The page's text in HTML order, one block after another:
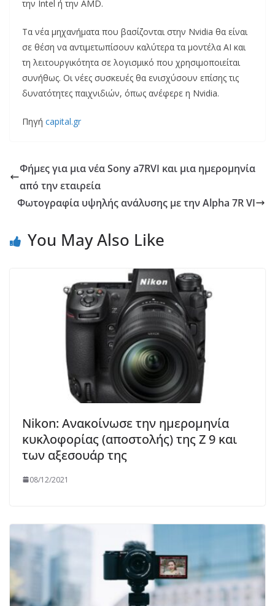
την Intel ή την AMD.
Τα νέα μηχανήματα που βασίζονται στην Nvidia θα είναι
σε θέση να αντιμετωπίσουν καλύτερα τα μοντέλα AI και
τη λειτουργικότητα σε λογισμικό που χρησιμοποιείται
συνήθως. Οι νέες συσκευές θα ενισχύσουν επίσης τις
δυνατότητες παιχνιδιών, όπως ανέφερε η Nvidia.
Πηγή capital.gr
Φήμες για μια νέα Sony a7RVI και μια ημερομηνία
από την εταιρεία
Φωτογραφία υψηλής ανάλυσης με την Alpha 7R VI
You May Also Like
Nikon: Ανακοίνωσε την ημερομηνία
κυκλοφορίας (αποστολής) της Z 9 και
των αξεσουάρ της
08/12/2021